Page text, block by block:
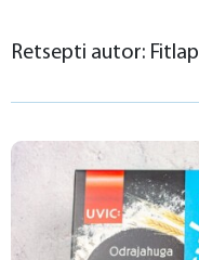
Retsepti autor: Fitlap